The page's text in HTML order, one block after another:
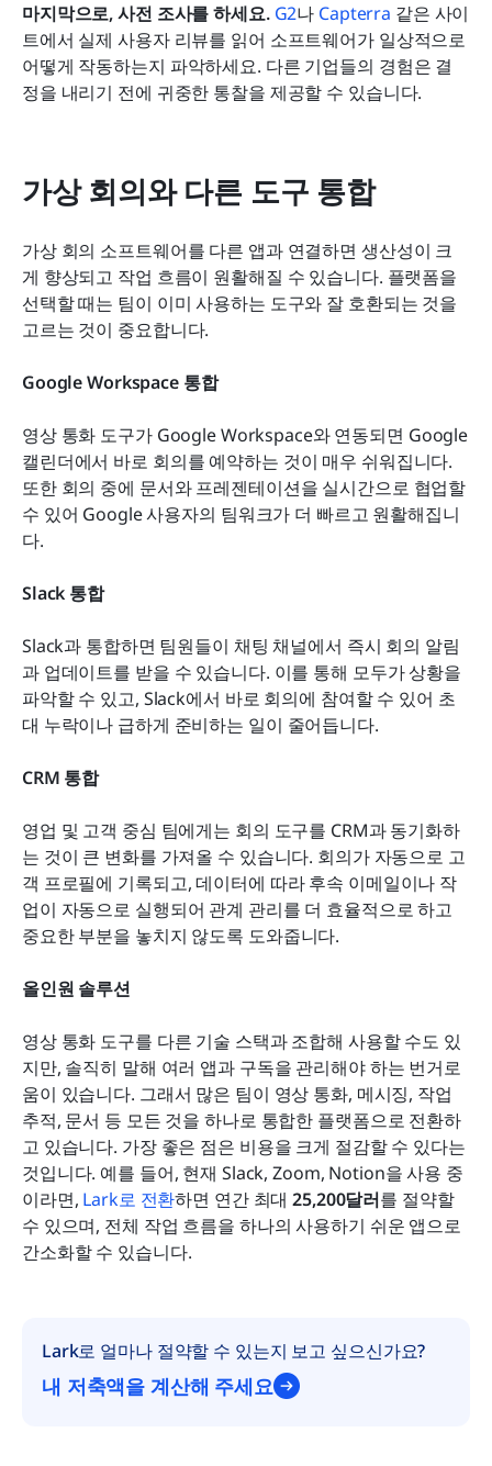
마지막으로, 사전 조사를 하세요. G2나 Capterra 같은 사이
트에서 실제 사용자 리뷰를 읽어 소프트웨어가 일상적으로
어떻게 작동하는지 파악하세요. 다른 기업들의 경험은 결
정을 내리기 전에 귀중한 통찰을 제공할 수 있습니다.
가상 회의와 다른 도구 통합
가상 회의 소프트웨어를 다른 앱과 연결하면 생산성이 크
게 향상되고 작업 흐름이 원활해질 수 있습니다. 플랫폼을
선택할 때는 팀이 이미 사용하는 도구와 잘 호환되는 것을
고르는 것이 중요합니다.
Google Workspace 통합
영상 통화 도구가 Google Workspace와 연동되면 Google
캘린더에서 바로 회의를 예약하는 것이 매우 쉬워집니다.
또한 회의 중에 문서와 프레젠테이션을 실시간으로 협업할
수 있어 Google 사용자의 팀워크가 더 빠르고 원활해집니
다.
Slack 통합
Slack과 통합하면 팀원들이 채팅 채널에서 즉시 회의 알림
과 업데이트를 받을 수 있습니다. 이를 통해 모두가 상황을
파악할 수 있고, Slack에서 바로 회의에 참여할 수 있어 초
대 누락이나 급하게 준비하는 일이 줄어듭니다.
CRM 통합
영업 및 고객 중심 팀에게는 회의 도구를 CRM과 동기화하
는 것이 큰 변화를 가져올 수 있습니다. 회의가 자동으로 고
객 프로필에 기록되고, 데이터에 따라 후속 이메일이나 작
업이 자동으로 실행되어 관계 관리를 더 효율적으로 하고
중요한 부분을 놓치지 않도록 도와줍니다.
올인원 솔루션
영상 통화 도구를 다른 기술 스택과 조합해 사용할 수도 있
지만, 솔직히 말해 여러 앱과 구독을 관리해야 하는 번거로
움이 있습니다. 그래서 많은 팀이 영상 통화, 메시징, 작업
추적, 문서 등 모든 것을 하나로 통합한 플랫폼으로 전환하
고 있습니다. 가장 좋은 점은 비용을 크게 절감할 수 있다는
것입니다. 예를 들어, 현재 Slack, Zoom, Notion을 사용 중
이라면, Lark로 전환하면 연간 최대 25,200달러를 절약할
수 있으며, 전체 작업 흐름을 하나의 사용하기 쉬운 앱으로
간소화할 수 있습니다.
Lark로 얼마나 절약할 수 있는지 보고 싶으신가요?
내 저축액을 계산해 주세요